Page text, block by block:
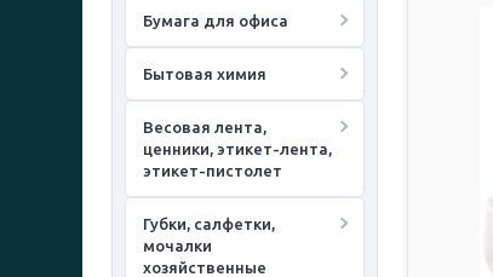
Бумага для офиса
Бытовая химия
Весовая лента,
ценники, этикет-лента,
этикет-пистолет
Губки, салфетки,
мочалки
хозяйственные